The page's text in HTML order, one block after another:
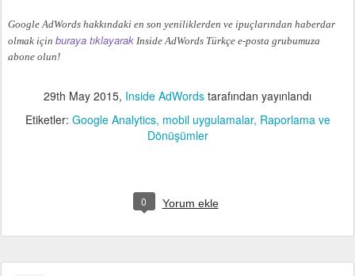
Google AdWords hakkındaki en son yeniliklerden ve ipuçlarından haberdar
olmak için buraya tıklayarak Inside AdWords Türkçe e-posta grubumuza
abone olun!
29th May 2015, Inside AdWords tarafından yayınlandı
Etiketler: Google Analytics mobil uygulamalar Raporlama ve
Dönüşümler
0 Yorum ekle